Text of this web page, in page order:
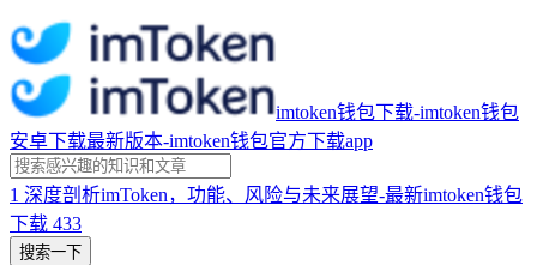
imtoken钱包下载-imtoken钱包
安卓下载最新版本-imtoken钱包官方下载app
1 深度剖析imToken，功能、风险与未来展望-最新imtoken钱包
下载 433
搜索一下